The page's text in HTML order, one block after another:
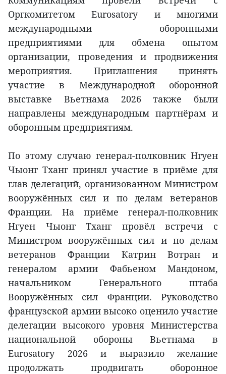
Оргкомитетом Eurosatory и многими
международными оборонными
предприятиями для обмена опытом
организации, проведения и продвижения
мероприятия. Приглашения принять
участие в Международной оборонной
выставке Вьетнама 2026 также были
направлены международным партнёрам и
оборонным предприятиям.
По этому случаю генерал-полковник Нгуен
Чыонг Тханг принял участие в приёме для
глав делегаций, организованном Министром
вооружённых сил и по делам ветеранов
Франции. На приёме генерал-полковник
Нгуен Чыонг Тханг провёл встречи с
Министром вооружённых сил и по делам
ветеранов Франции Катрин Вотран и
генералом армии Фабьеном Мандоном,
начальником Генерального штаба
Вооружённых сил Франции. Руководство
французской армии высоко оценило участие
делегации высокого уровня Министерства
национальной обороны Вьетнама в
Eurosatory 2026 и выразило желание
продолжать продвигать оборонное